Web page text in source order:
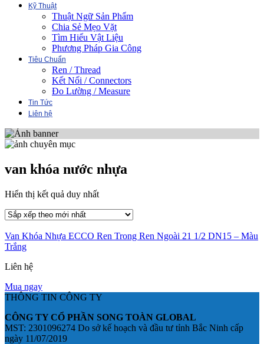
Kỹ Thuật
Thuật Ngữ Sản Phẩm
Chia Sẻ Mẹo Vặt
Tìm Hiểu Vật Liệu
Phương Pháp Gia Công
Tiêu Chuẩn
Ren / Thread
Kết Nối / Connectors
Đo Lường / Measure
Tin Tức
Liên hệ
van khóa nước nhựa
Hiển thị kết quả duy nhất
Van Khóa Nhựa ECCO Ren Trong Ren Ngoài 21 1/2 DN15 – Màu
Trắng
Liên hệ
Mua ngay
THÔNG TIN CÔNG TY
CÔNG TY CỔ PHẦN SONG TOÀN GLOBAL
MST: 2301096274 Do sở kế hoạch và đầu tư tỉnh Bắc Ninh cấp
ngày 11/07/2019